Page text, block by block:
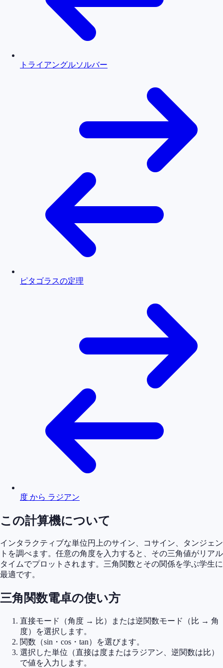
トライアングルソルバー
ピタゴラスの定理
度 から ラジアン
この計算機について
インタラクティブな単位円上のサイン、コサイン、タンジェン
トを調べます。任意の角度を入力すると、その三角値がリアル
タイムでプロットされます。三角関数とその関係を学ぶ学生に
最適です。
三角関数電卓の使い方
直接モード（角度 → 比）または逆関数モード（比 → 角
度）を選択します。
関数（sin・cos・tan）を選びます。
選択した単位（直接は度またはラジアン、逆関数は比）
で値を入力します。